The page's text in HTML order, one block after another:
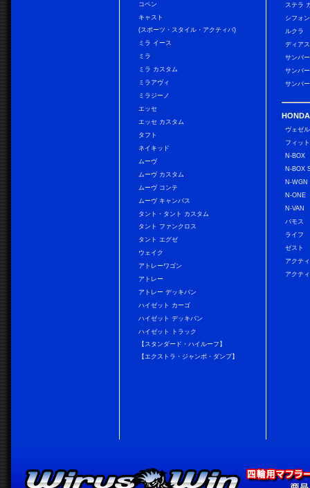
コペン
キャスト
(スポーツ・スタイル・アクティバ)
ミラ イース
ミラ
ミラ カスタム
ミラアヴィ
ミラジーノ
エッセ
エッセ カスタム
タフト
ネイキッド
ムーヴ
ムーヴ カスタム
ムーヴ コンテ
ムーヴ キャンバス
タント・タント カスタム
タント ファンクロス
タント エグゼ
ウェイク
アトレーワゴン
アトレー
アトレー デッキバン
ハイゼット カーゴ
ハイゼット デッキバン
ハイゼット トラック
【スタンダード・ハイルーフ】
【エクストラ・ジャンボ・ダンプ】
ステラ
シフォ
ルクラ
ディア
サンバ
サンバ
サンバ
HONDA
ヴェゼル
フィット
N-BOX
N-BOX
N-WGN
N-ONE
N-VAN
バモス
ライフ
ゼスト
アクテ
アクテ